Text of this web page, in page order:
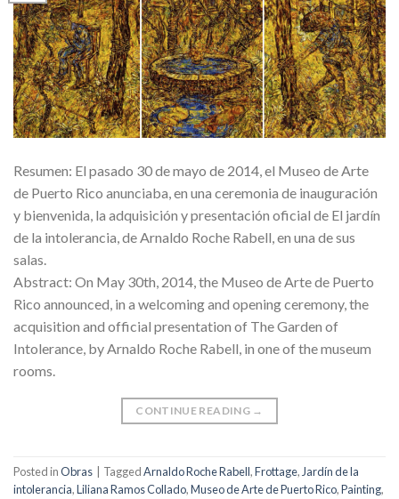
Resumen: El pasado 30 de mayo de 2014, el Museo de Arte
de Puerto Rico anunciaba, en una ceremonia de inauguración
y bienvenida, la adquisición y presentación oficial de El jardín
de la intolerancia, de Arnaldo Roche Rabell, en una de sus
salas.
Abstract: On May 30th, 2014, the Museo de Arte de Puerto
Rico announced, in a welcoming and opening ceremony, the
acquisition and official presentation of The Garden of
Intolerance, by Arnaldo Roche Rabell, in one of the museum
rooms.
CONTINUE READING →
Posted inObras TaggedArnaldo Roche Rabell,Frottage, Jardín de la
intolerancia,Liliana Ramos Collado,Museo de Arte de Puerto Rico,Painting,